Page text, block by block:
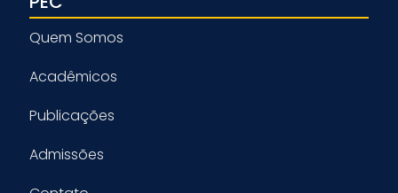
Quem Somos
Acadêmicos
Publicações
Admissões